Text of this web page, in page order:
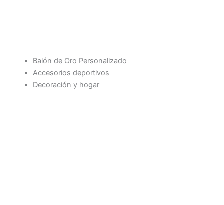
Balón de Oro Personalizado
Accesorios deportivos
Decoración y hogar